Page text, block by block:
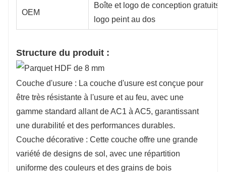
OEM
Boîte et logo de conception gratuits,
logo peint au dos
Structure du produit :
Couche d'usure : La couche d'usure est conçue pour
être très résistante à l'usure et au feu, avec une
gamme standard allant de AC1 à AC5, garantissant
une durabilité et des performances durables.
Couche décorative : Cette couche offre une grande
variété de designs de sol, avec une répartition
uniforme des couleurs et des grains de bois